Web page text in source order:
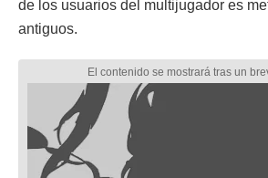
de los usuarios del multijugador es
antiguos.